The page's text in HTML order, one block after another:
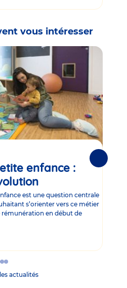
vous intéresser
enfance :
est une question centrale
s’orienter vers ce métier
rémunération en début de
Go
to
Go
toactualités